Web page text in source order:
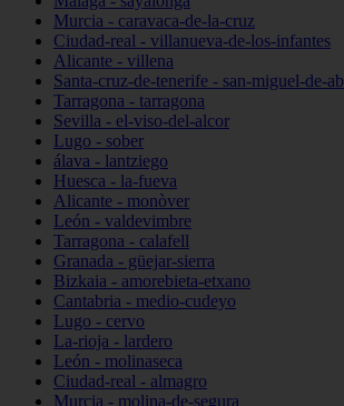
Murcia - caravaca-de-la-cruz
Ciudad-real - villanueva-de-los-infantes
Alicante - villena
Santa-cruz-de-tenerife - san-miguel-de-
Tarragona - tarragona
Sevilla - el-viso-del-alcor
Lugo - sober
álava - lantziego
Huesca - la-fueva
Alicante - monòver
León - valdevimbre
Tarragona - calafell
Granada - güejar-sierra
Bizkaia - amorebieta-etxano
Cantabria - medio-cudeyo
Lugo - cervo
La-rioja - lardero
León - molinaseca
Ciudad-real - almagro
Murcia - molina-de-segura